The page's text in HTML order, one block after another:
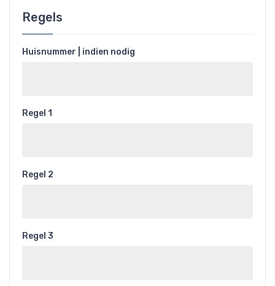
Regels
Huisnummer | indien nodig
Regel 1
Regel 2
Regel 3